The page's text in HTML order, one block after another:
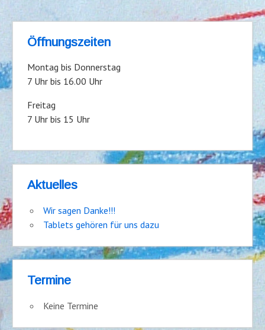
Öffnungszeiten
Montag bis Donnerstag
7 Uhr bis 16.00 Uhr
Freitag
7 Uhr bis 15 Uhr
Aktuelles
Wir sagen Danke!!!
Tablets gehören für uns dazu
Termine
Keine Termine